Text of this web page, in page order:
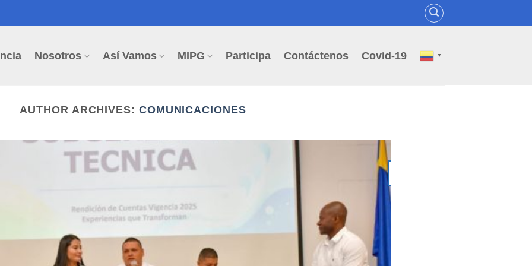
Nosotros Así Vamos MIPG Participa Contáctenos Covid-19 ▼
AUTHOR ARCHIVES: COMUNICACIONES